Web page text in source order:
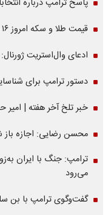
پاسخ ترامپ درباره انتخابات ۲۰۲۸ /ونس یا
قیمت طلا و سکه امروز ۱۶ مرداد ۱۴۰۵ | طلای دست دوم گرمی چند؟
ادعای وال‌استریت
دستور ترامپ برای
خبر تلخ آخر هفته |
محسن رضایی: اجازه باز
ترامپ: جنگ با ایران
می‌رود
گفت‌وگوی ترامپ با بن